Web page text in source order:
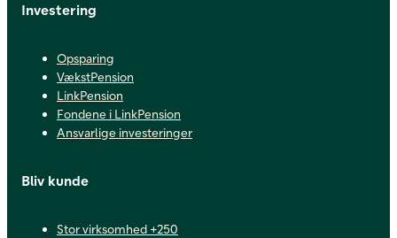
Investering
Opsparing
VækstPension
LinkPension
Fondene i LinkPension
Ansvarlige investeringer
Bliv kunde
Stor virksomhed +250